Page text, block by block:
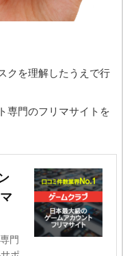
クを理解したうえで行
専門のフリマサイトを
門